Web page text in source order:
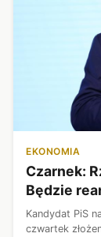
EKONOMIA
Czarnek:
Będzie
Kandydat PiS
czwartek